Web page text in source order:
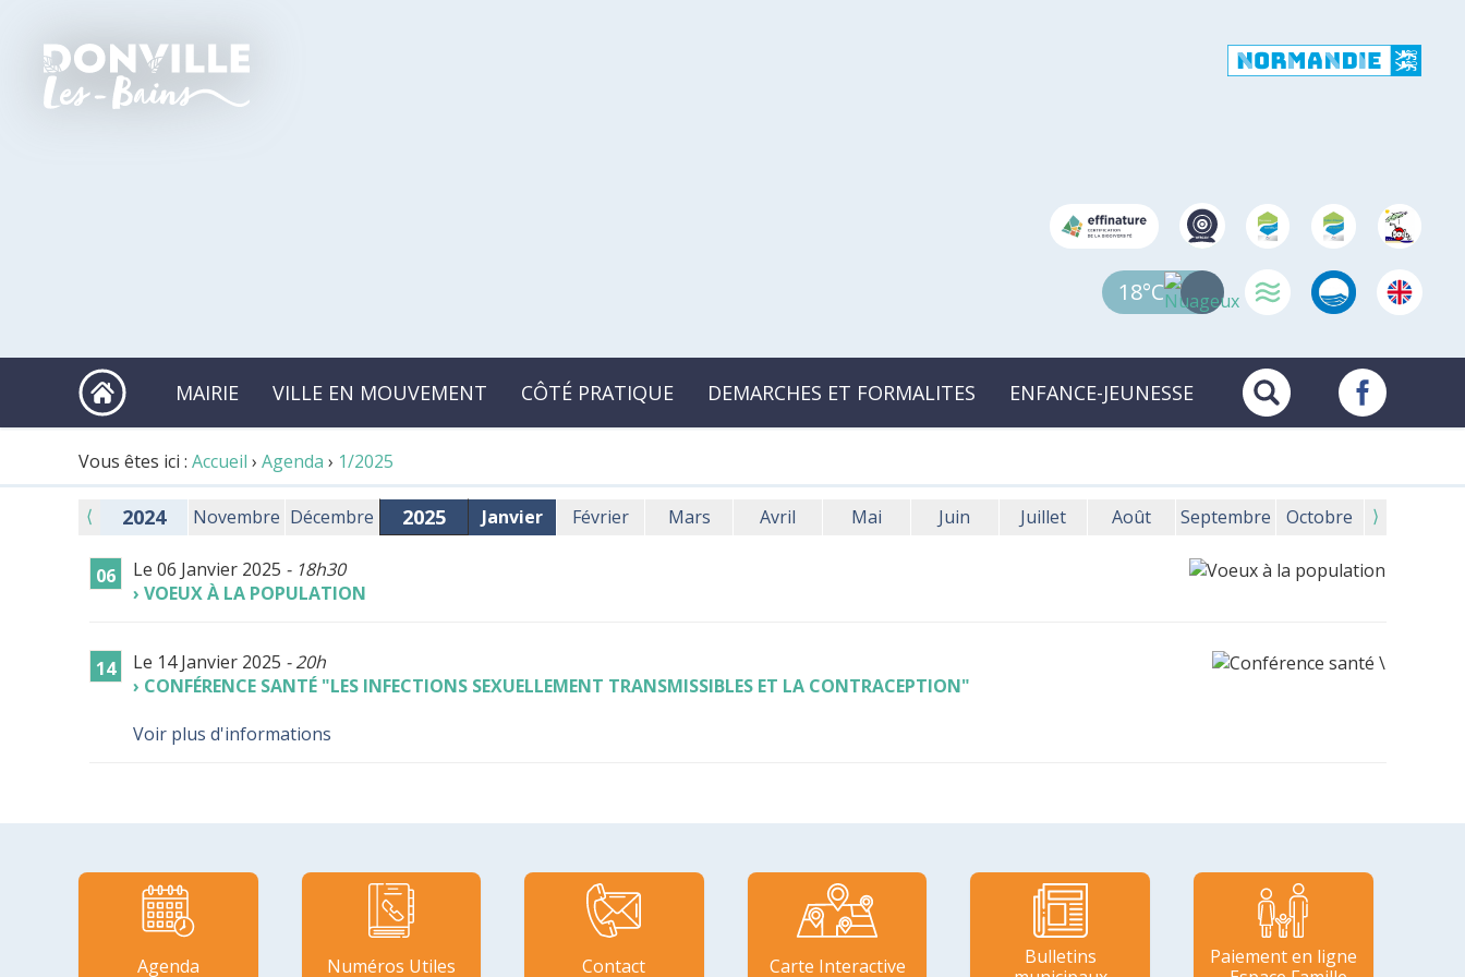
18°C
MAIRIE VILLE EN MOUVEMENT CÔTÉ PRATIQUE DEMARCHES ET FORMALITES ENFANCE-JEUNESSE
Vous êtes ici : Accueil › Agenda › 1/2025
⟨ 2024 Novembre Décembre 2025 Janvier Février Mars Avril Mai Juin Juillet Août Septembre Octobre ⟩
06 Le 06 Janvier 2025 - 18h30
VOEUX À LA POPULATION
14 Le 14 Janvier 2025 - 20h
CONFÉRENCE SANTÉ "LES INFECTIONS SEXUELLEMENT TRANSMISSIBLES ET LA CONTRACEPTION"
Voir plus d'informations
Agenda Numéros Utiles Contact Carte Interactive
Bulletins
Paiement en ligne